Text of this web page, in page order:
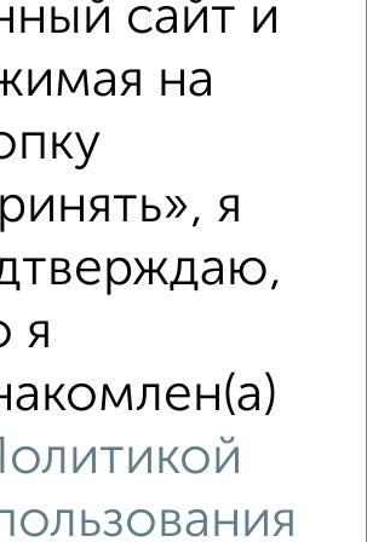
комплекс Атлантида с ценой ниже
сайт и
на
я
я